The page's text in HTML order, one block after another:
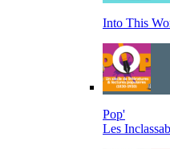
Into This
Pop'
Les